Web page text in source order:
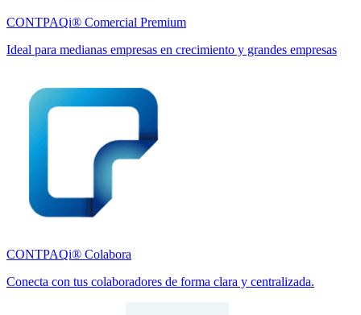
CONTPAQi® Comercial Premium
Ideal para medianas empresas en crecimiento y grandes empresas
CONTPAQi® Colabora
Conecta con tus colaboradores de forma clara y centralizada.